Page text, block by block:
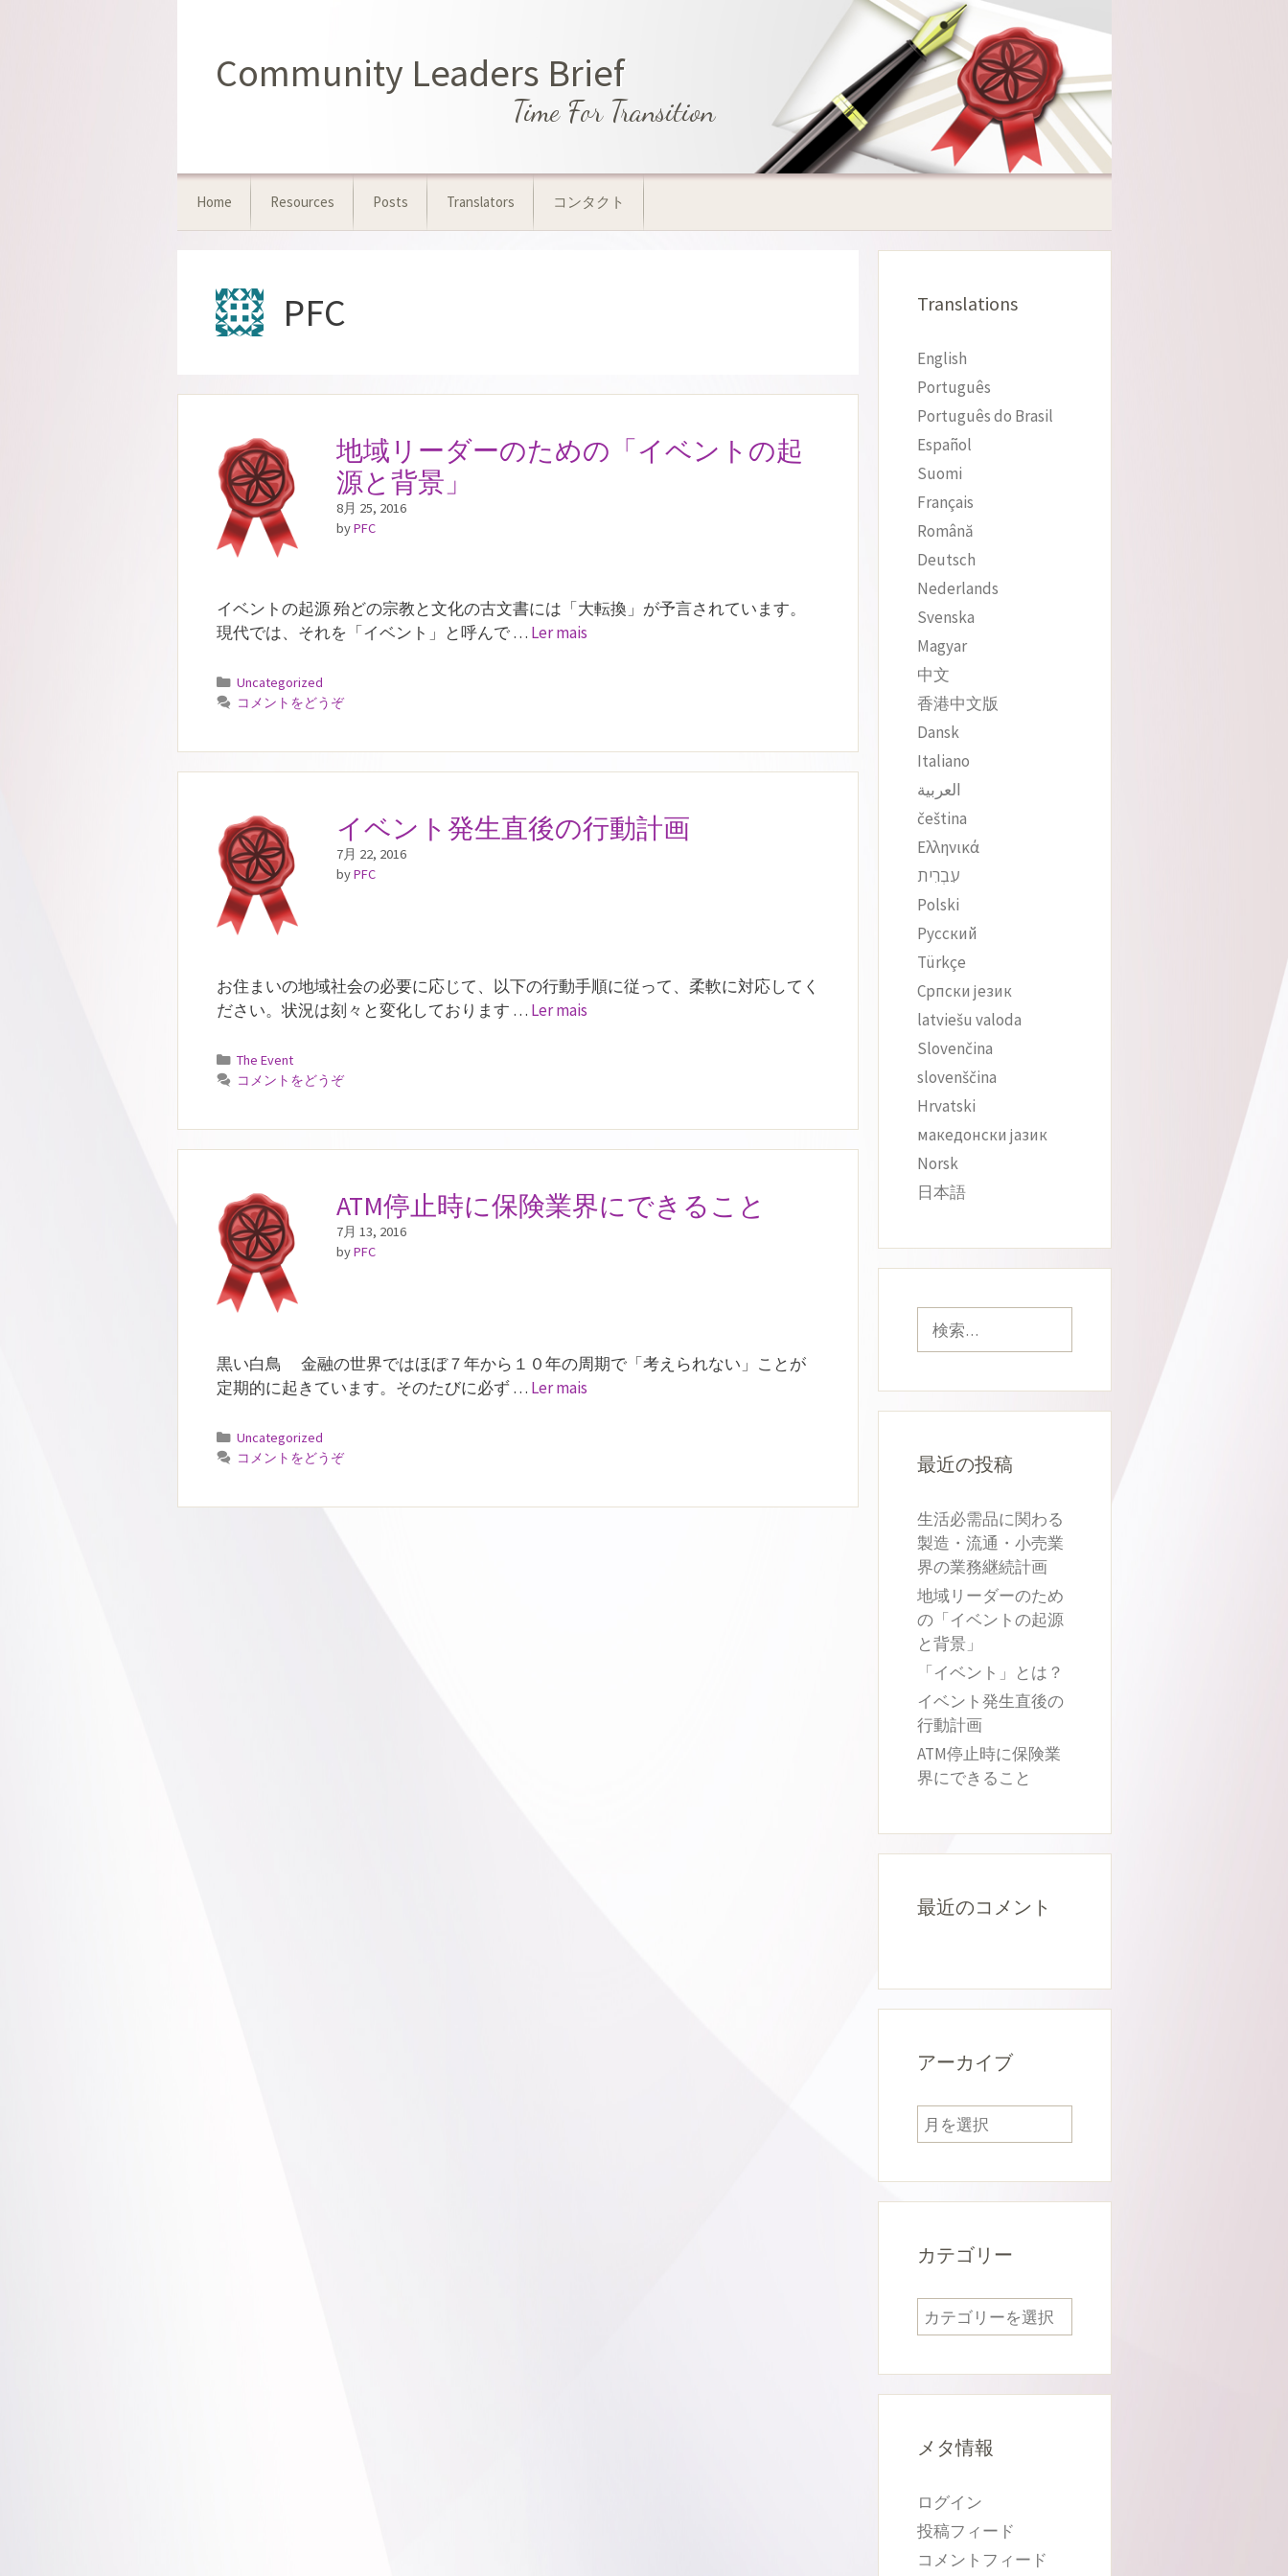
Community Leaders Brief
Time For Transition
Home Resources Posts Translators コンタクト
PFC
地域リーダーのための「イベントの起
源と背景」
8月 25, 2016
byPFC
イベントの起源 殆どの宗教と文化の古文書には「大転換」が予言されています。
現代では、それを「イベント」と呼んで … Ler mais
カ
テ
Uncategorized
コメントをどうぞ
イベント発生直後の行動計画
7月 22, 2016
byPFC
お住まいの地域社会の必要に応じて、以下の行動手順に従って、柔軟に対応してく
ださい。状況は刻々と変化しております … Ler mais
カ
テ
The Event
コメントをどうぞ
ATM停止時に保険業界にできること
7月 13, 2016
byPFC
黒い白鳥 金融の世界ではほぼ７年から１０年の周期で「考えられない」ことが
定期的に起きています。そのたびに必ず … Ler mais
カ
テ
Uncategorized
コメントをどうぞ
Translations
English
Português
Português do Brasil
Español
Suomi
Français
Română
Deutsch
Nederlands
Svenska
Magyar
中文
香港中文版
Dansk
Italiano
العربية
čeština‎
Ελληνικά
עִבְרִית
Polski
Русский
Türkçe
Српски језик
latviešu valoda
Slovenčina
slovenščina
Hrvatski
македонски јазик
Norsk
日本語
最近の投稿
生活必需品に関わる
製造・流通・小売業
界の業務継続計画
地域リーダーのため
の「イベントの起源
と背景」
「イベント」とは？
イベント発生直後の
行動計画
ATM停止時に保険業
界にできること
最近のコメント
アーカイブ
ア
ー
イ
カテゴリー
カ
テ
リ
メタ情報
ログイン
投稿フィード
コメントフィード